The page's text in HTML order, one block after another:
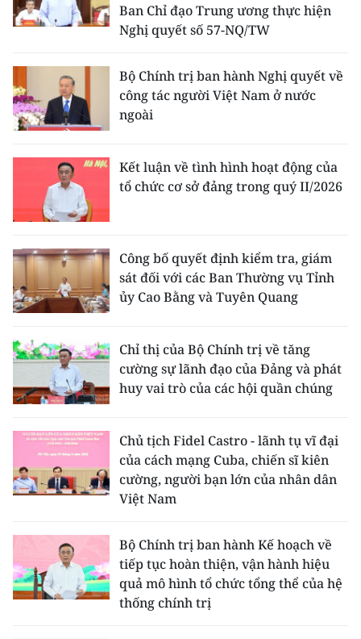
Ban Chỉ đạo Trung ương thực hiện
Nghị quyết số 57-NQ/TW
Bộ Chính trị ban hành Nghị quyết về
công tác người Việt Nam ở nước
ngoài
Kết luận về tình hình hoạt động của
tổ chức cơ sở đảng trong quý II/2026
Công bố quyết định kiểm tra, giám
sát đối với các Ban Thường vụ Tỉnh
ủy Cao Bằng và Tuyên Quang
Chỉ thị của Bộ Chính trị về tăng
cường sự lãnh đạo của Đảng và phát
huy vai trò của các hội quần chúng
Chủ tịch Fidel Castro - lãnh tụ vĩ đại
của cách mạng Cuba, chiến sĩ kiên
cường, người bạn lớn của nhân dân
Việt Nam
Bộ Chính trị ban hành Kế hoạch về
tiếp tục hoàn thiện, vận hành hiệu
quả mô hình tổ chức tổng thể của hệ
thống chính trị